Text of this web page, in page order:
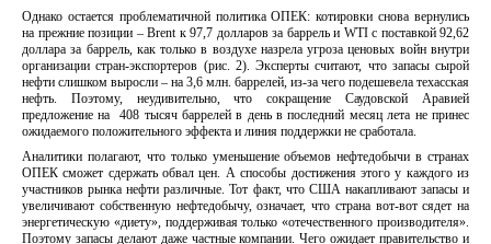
Однако остается проблематичной политика ОПЕК: котировки снова вернулись
на прежние позиции – Brent к 97,7 долларов за баррель и WTI с поставкой 92,62
доллара за баррель, как только в воздухе назрела угроза ценовых войн внутри
организации стран-экспортеров (рис. 2). Эксперты считают, что запасы сырой
нефти слишком выросли – на 3,6 млн. баррелей, из-за чего подешевела техасская
нефть. Поэтому, неудивительно, что сокращение Саудовской Аравией
предложение на 408 тысяч баррелей в день в последний месяц лета не принес
ожидаемого положительного эффекта и линия поддержки не сработала.
Аналитики полагают, что только уменьшение объемов нефтедобычи в странах
ОПЕК сможет сдержать обвал цен. А способы достижения этого у каждого из
участников рынка нефти различные. Тот факт, что США накапливают запасы и
увеличивают собственную нефтедобычу, означает, что страна вот-вот сядет на
энергетическую «диету», поддерживая только «отечественного производителя».
Поэтому запасы делают даже частные компании. Чего ожидает правительство и